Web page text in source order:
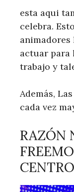
esta aqui
celebra.
actuar para
trabajo y
Además,
cada vez
RAZÓN
CENTRO